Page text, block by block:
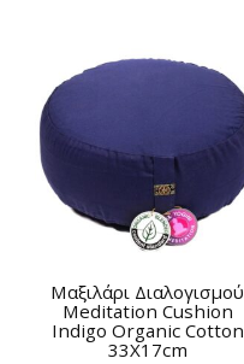
Μαξιλάρι Διαλογισμού
Meditation Cushion
Indigo Organic Cotton
33Χ17cm